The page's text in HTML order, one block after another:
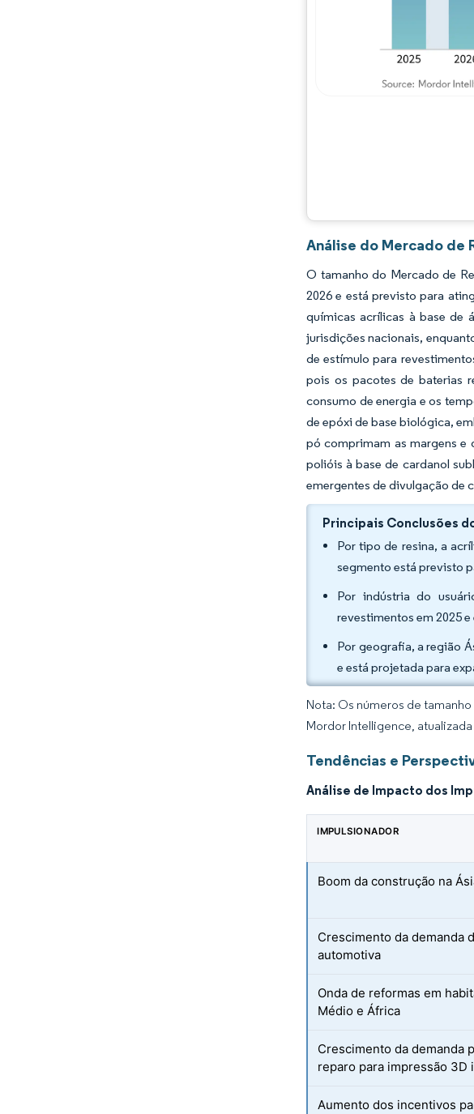
Análise do Mercado de
O tamanho do Mercado de
2026 e está previsto para
químicas acrílicas à base de
jurisdições nacionais,
de estímulo para
pois os pacotes de baterias
consumo de energia e os
de epóxi de base biológica,
pó comprimam as margens e
polióis à base de cardanol
emergentes de divulgação de
Principais Conclusões
Por tipo de resina, a
segmento está previsto
Por indústria do
revestimentos em 2025
Por geografia, a região
e está projetada para
Nota: Os números de
Mordor Intelligence,
Tendências e
Análise de Impacto dos
IMPULSIONADOR
Boom da construção na
Crescimento da demanda
automotiva
Onda de reformas em
Médio e África
Crescimento da demanda
reparo para impressão 3D
Aumento dos incentivos